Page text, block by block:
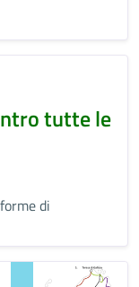
tutte le
di